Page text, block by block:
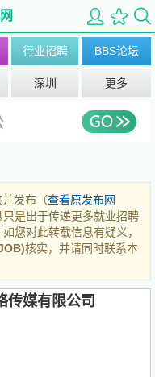
行业招聘 BBS论坛
深圳 更多
并发布（查看原发布网
是出于传递更多就业招聘
您对此转载信息有疑义，
核实，并请同时联系本
传媒有限公司